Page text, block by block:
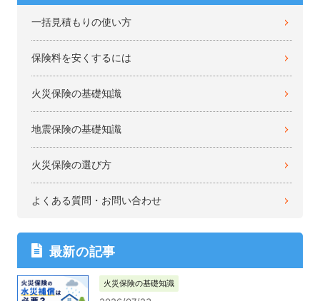
一括見積もりの使い方
保険料を安くするには
火災保険の基礎知識
地震保険の基礎知識
火災保険の選び方
よくある質問・お問い合わせ
最新の記事
火災保険の基礎知識